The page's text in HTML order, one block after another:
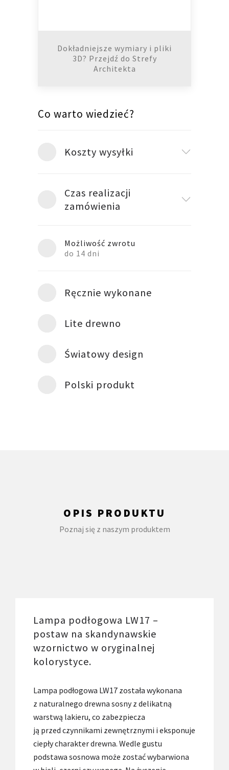
Dokładniejsze wymiary i pliki
3D? Przejdź do Strefy
Architekta
Co warto wiedzieć?
Koszty wysyłki
Czas realizacji
zamówienia
Możliwość zwrotu
do 14 dni
Ręcznie wykonane
Lite drewno
Światowy design
Polski produkt
OPIS PRODUKTU
Poznaj się z naszym produktem
Lampa podłogowa LW17 –
postaw na skandynawskie
wzornictwo w oryginalnej
kolorystyce.
Lampa podłogowa LW17 została wykonana
z naturalnego drewna sosny z delikatną
warstwą lakieru, co zabezpiecza
ją przed czynnikami zewnętrznymi i eksponuje
ciepły charakter drewna. Wedle gustu
podstawa sosnowa może zostać wybarwiona